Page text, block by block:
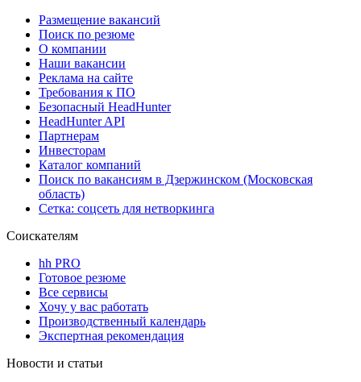
Размещение вакансий
Поиск по резюме
О компании
Наши вакансии
Реклама на сайте
Требования к ПО
Безопасный HeadHunter
HeadHunter API
Партнерам
Инвесторам
Каталог компаний
Поиск по вакансиям в Дзержинском (Московская
область)
Сетка: соцсеть для нетворкинга
Соискателям
hh PRO
Готовое резюме
Все сервисы
Хочу у вас работать
Производственный календарь
Экспертная рекомендация
Новости и статьи